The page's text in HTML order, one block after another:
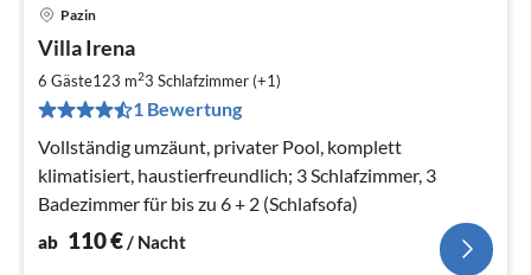
Pazin
Villa Irena
6 Gäste123 m23 Schlafzimmer (+1)
1 Bewertung
Vollständig umzäunt, privater Pool, komplett
klimatisiert, haustierfreundlich; 3 Schlafzimmer, 3
Badezimmer für bis zu 6 + 2 (Schlafsofa)
ab 110€/ Nacht